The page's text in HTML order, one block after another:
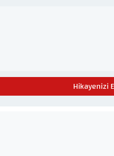
Hikayenizi